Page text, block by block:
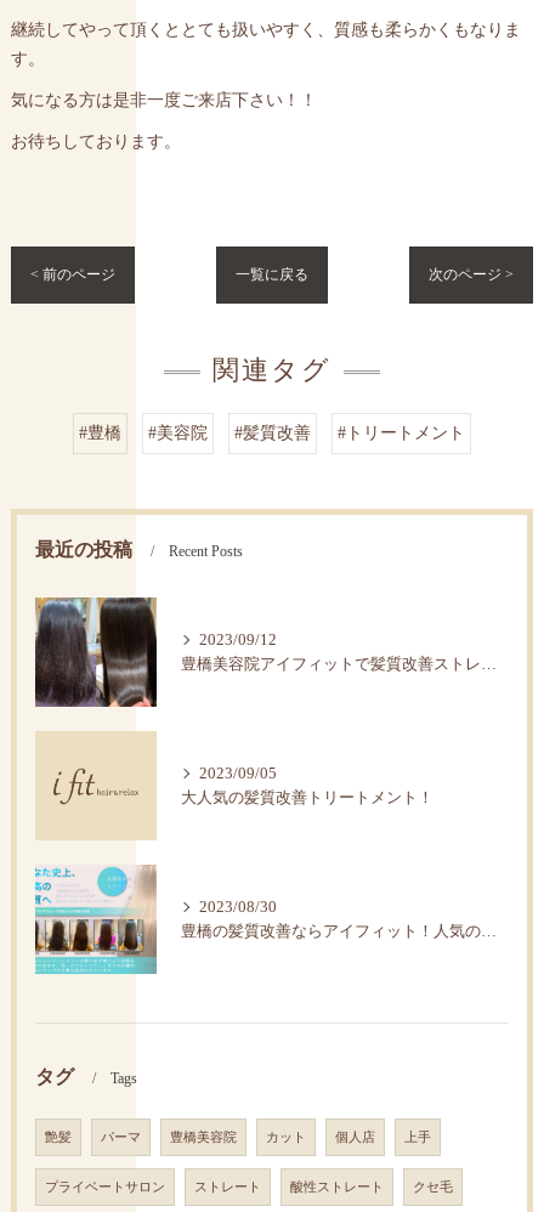
継続してやって頂くととても扱いやすく、質感も柔らかくもなりま
す。
気になる方は是非一度ご来店下さい！！
お待ちしております。
< 前のページ 一覧に戻る 次のページ >
関連タグ
#豊橋 #美容院 #髪質改善 #トリートメント
最近の投稿 Recent Posts
2023/09/12
豊橋美容院アイフィットで髪質改善ストレートで艶髪へ。
2023/09/05
大人気の髪質改善トリートメント！
2023/08/30
豊橋の髪質改善ならアイフィット！人気の水素トリートメント
タグ Tags
艶髪 パーマ 豊橋美容院 カット 個人店 上手
プライベートサロン ストレート 酸性ストレート クセ毛